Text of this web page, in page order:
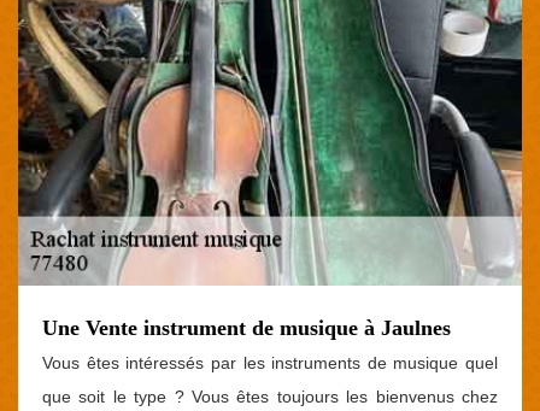
Une Vente instrument de musique à Jaulnes
Vous êtes intéressés par les instruments de musique quel
que soit le type ? Vous êtes toujours les bienvenus chez